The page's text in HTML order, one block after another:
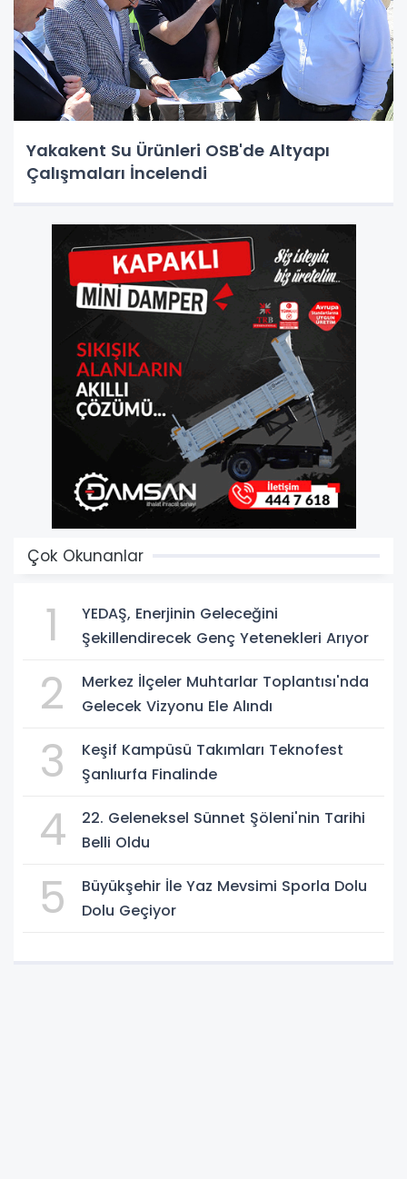
Yakakent Su Ürünleri OSB'de Altyapı
Çalışmaları İncelendi
Çok Okunanlar
1
YEDAŞ, Enerjinin Geleceğini
Şekillendirecek Genç Yetenekleri Arıyor
2
Merkez İlçeler Muhtarlar Toplantısı'nda
Gelecek Vizyonu Ele Alındı
3
Keşif Kampüsü Takımları Teknofest
Şanlıurfa Finalinde
4
22. Geleneksel Sünnet Şöleni'nin Tarihi
Belli Oldu
5
Büyükşehir İle Yaz Mevsimi Sporla Dolu
Dolu Geçiyor